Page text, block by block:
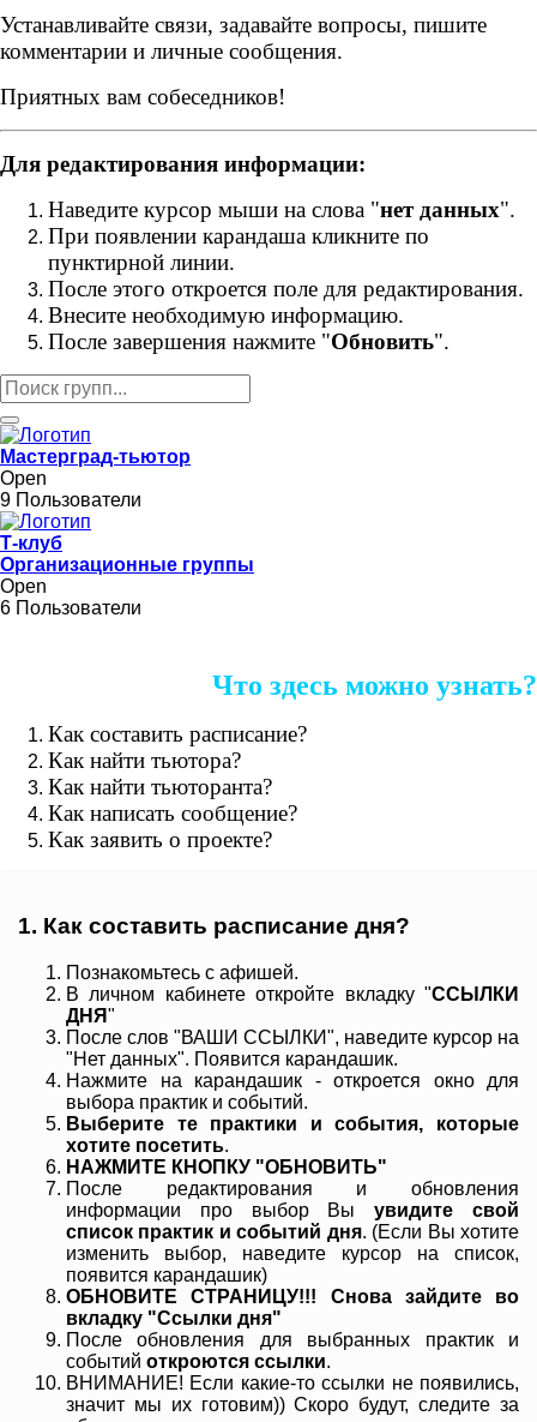
Устанавливайте связи, задавайте вопросы, пишите
комментарии и личные сообщения.
Приятных вам собеседников!
Для редактирования информации:
Наведите курсор мыши на слова "нет данных".
При появлении карандаша кликните по
пунктирной линии.
После этого откроется поле для редактирования.
Внесите необходимую информацию.
После завершения нажмите "Обновить".
Мастерград-тьютор
Open
9 Пользователи
Т-клуб
Организационные группы
Open
6 Пользователи
Что здесь можно узнать?
Как составить расписание?
Как найти тьютора?
Как найти тьюторанта?
Как написать сообщение?
Как заявить о проекте?
1. Как составить расписание дня?
Познакомьтесь с афишей.
В личном кабинете откройте вкладку "ССЫЛКИ
ДНЯ"
После слов "ВАШИ ССЫЛКИ", наведите курсор на
"Нет данных". Появится карандашик.
Нажмите на карандашик - откроется окно для
выбора практик и событий.
Выберите те практики и события, которые
хотите посетить.
НАЖМИТЕ КНОПКУ "ОБНОВИТЬ"
После редактирования и обновления
информации про выбор Выувидите свой
список практик и событий дня. (Если Вы хотите
изменить выбор, наведите курсор на список,
появится карандашик)
ОБНОВИТЕ СТРАНИЦУ!!! Снова зайдите во
вкладку "Ссылки дня"
После обновления для выбранных практик и
событий откроются ссылки.
ВНИМАНИЕ! Если какие-то ссылки не появились,
значит мы их готовим)) Скоро будут, следите за